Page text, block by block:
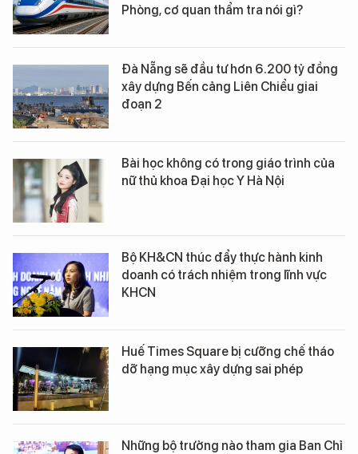
Phòng, cơ quan thẩm tra nói gì?
Đà Nẵng sẽ đầu tư hơn 6.200 tỷ đồng
xây dựng Bến cảng Liên Chiểu giai
đoạn 2
Bài học không có trong giáo trình của
nữ thủ khoa Đại học Y Hà Nội
Bộ KH&CN thúc đẩy thực hành kinh
doanh có trách nhiệm trong lĩnh vực
KHCN
Huế Times Square bị cưỡng chế tháo
dỡ hạng mục xây dựng sai phép
Những bộ trưởng nào tham gia Ban Chỉ